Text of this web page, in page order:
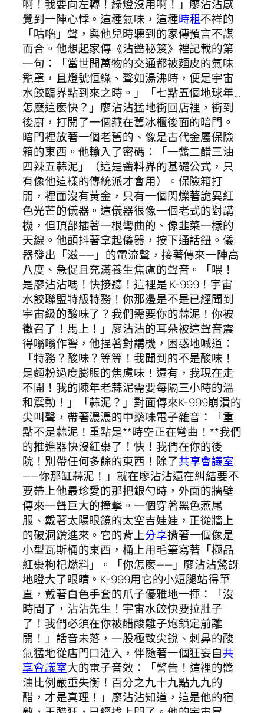
啊！我要向左轉！綠燈沒用啊！」廖沾沾感
覺到一陣心悸。這種氣味，這種時租不祥的
「咕嚕」聲，與他兒時聽到的家傳預言不謀
而合。他想起家傳《沾醬秘笈》裡記載的第
一句：「當世間萬物的交通都被麵皮的氣味
籠罩，且燈號恒綠、聲如湯沸時，便是宇宙
水餃臨界點到來之時。」「七點五個地球年…
怎麼這麼快？」廖沾沾猛地衝回店裡，衝到
後廚，打開了一個藏在舊冰櫃後面的暗門。
暗門裡放著一個老舊的、像是古代金屬保險
箱的東西。他輸入了密碼：「一醬二醋三油
四辣五蒜泥」（這是醬料界的基礎公式，只
有像他這樣的傳統派才會用）。保險箱打
開，裡面沒有黃金，只有一個閃爍著詭異紅
色光芒的儀器。這儀器很像一個老式的對講
機，但頂部插著一根彎曲的、像韭菜一樣的
天線。他顫抖著拿起儀器，按下通話鈕。儀
器發出「滋——」的電流聲，接著傳來一陣高
八度、急促且充滿養生焦慮的聲音。「喂！
是廖沾沾嗎！快接聽！這裡是 K-999！宇宙
水餃聯盟特級特務！你那邊是不是已經聞到
宇宙級的酸味了？我們需要你的蒜泥！你被
徵召了！馬上！」廖沾沾的耳朵被這聲音震
得嗡嗡作響，他捏著對講機，困惑地喊道：
「特務？酸味？等等！我聞到的不是酸味！
是麵粉過度膨脹的焦慮味！還有，我現在走
不開！我的陳年老蒜泥需要每隔三小時的溫
和震動！」「蒜泥？」對面傳來K-999崩潰的
尖叫聲，帶著濃濃的中藥味電子雜音：「重
點不是蒜泥！重點是**時空正在彎曲！**我們
的推進器快沒紅棗了！快！我們在你的後
院！別帶任何多餘的東西！除了共享會議室
——你那缸蒜泥！」就在廖沾沾還在糾結要不
要帶上他最珍愛的那把銀勺時，外面的牆壁
傳來一聲巨大的撞擊。一個穿著黑色燕尾
服、戴著太陽眼鏡的太空吉娃娃，正從牆上
的破洞鑽進來。它的背上分享揹著一個像是
小型瓦斯桶的東西，桶上用毛筆寫著「極品
紅棗枸杞燃料」。「你怎麼——」廖沾沾驚訝
地瞪大了眼睛。K-999用它的小短腿站得筆
直，戴著白色手套的爪子優雅地一揮：「沒
時間了，沾沾先生！宇宙水餃快要拉肚子
了！我們必須在你被醋酸離子炮鎖定前離
開！」話音未落，一股極致尖銳、刺鼻的酸
氣猛地從店門口灌入，伴隨著一個狂妄自共
享會議室大的電子音效：「警告！這裡的醬
油比例嚴重失衡！百分之九十九點九九的
醋，才是真理！」廖沾沾知道，這是他的宿